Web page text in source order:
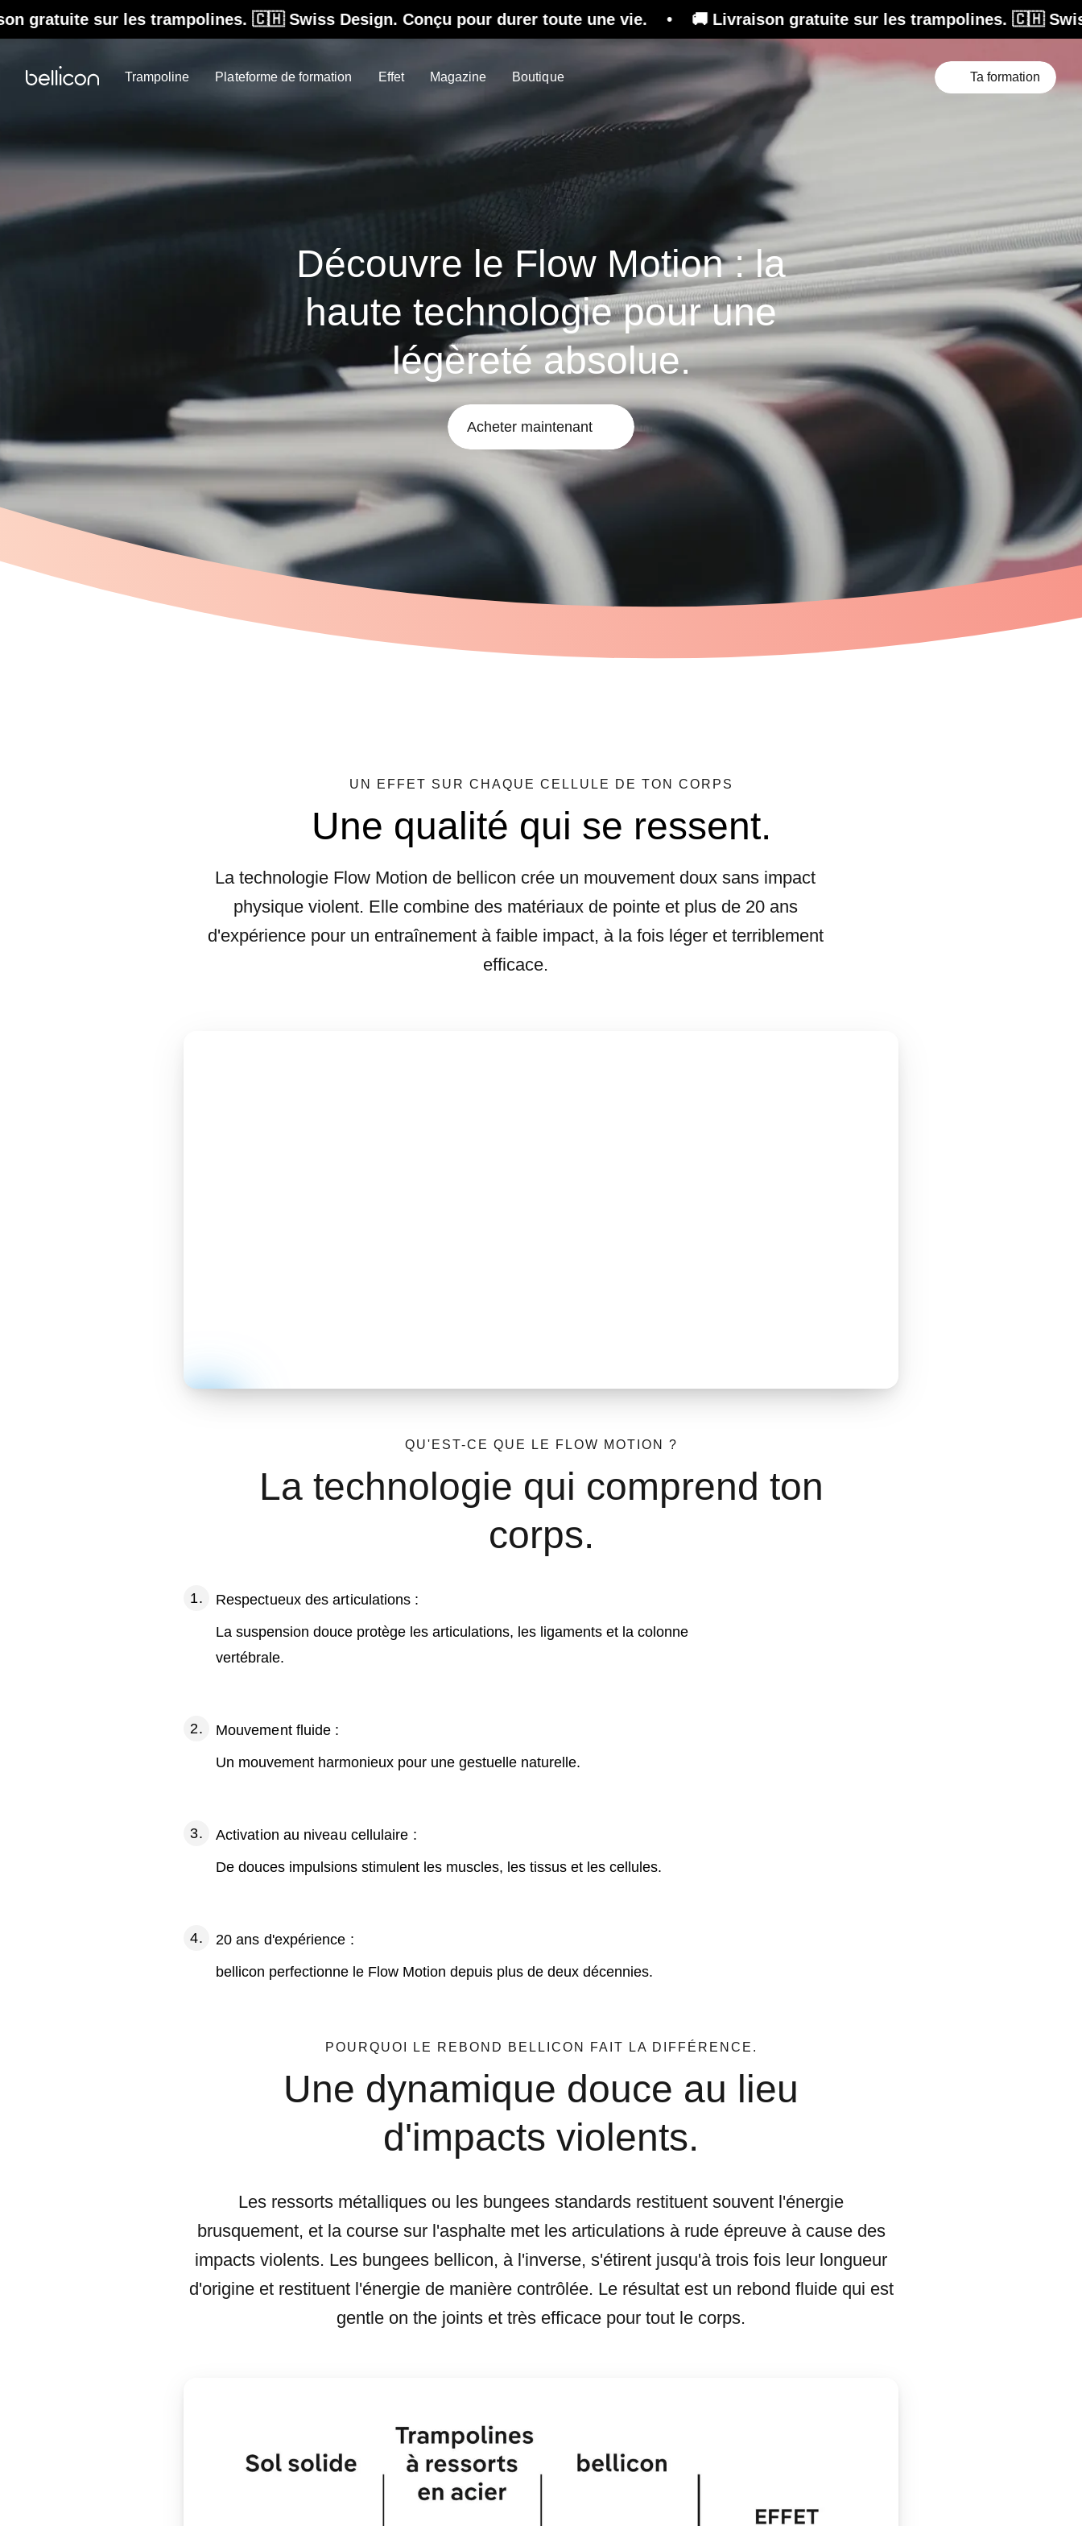
🇨🇭 Swiss Design. Conçu pour durer toute une vie. • 🚚 Livraison gratuite sur les trampolines. 🇨🇭 Swiss Design. Conçu
Trampoline Plateforme de formation Effet Magazine Boutique Ta formation
Découvre le Flow Motion : la
haute technologie pour une
légèreté absolue.
Acheter maintenant
UN EFFET SUR CHAQUE CELLULE DE TON CORPS
Une qualité qui se ressent.
La technologie Flow Motion de bellicon crée un mouvement doux sans impact
physique violent. Elle combine des matériaux de pointe et plus de 20 ans
d'expérience pour un entraînement à faible impact, à la fois léger et terriblement
efficace.
QU'EST-CE QUE LE FLOW MOTION ?
La technologie qui comprend ton
corps.
Respectueux des articulations :
La suspension douce protège les articulations, les ligaments et la colonne
vertébrale.
Mouvement fluide :
Un mouvement harmonieux pour une gestuelle naturelle.
Activation au niveau cellulaire :
De douces impulsions stimulent les muscles, les tissus et les cellules.
20 ans d'expérience :
bellicon perfectionne le Flow Motion depuis plus de deux décennies.
POURQUOI LE REBOND BELLICON FAIT LA DIFFÉRENCE.
Une dynamique douce au lieu
d'impacts violents.
Les ressorts métalliques ou les bungees standards restituent souvent l'énergie
brusquement, et la course sur l'asphalte met les articulations à rude épreuve à cause des
impacts violents. Les bungees bellicon, à l'inverse, s'étirent jusqu'à trois fois leur longueur
d'origine et restituent l'énergie de manière contrôlée. Le résultat est un rebond fluide qui est
gentle on the joints et très efficace pour tout le corps.